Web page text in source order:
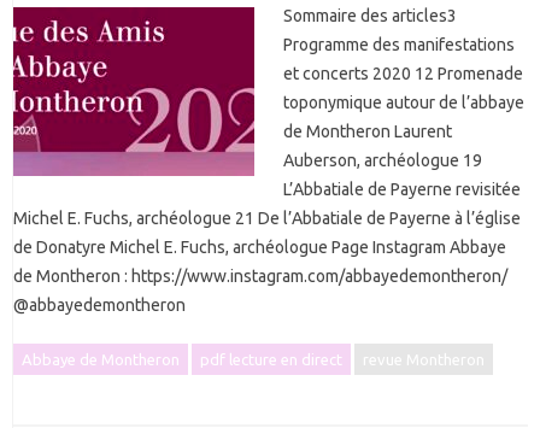
Sommaire des articles3
Programme des manifestations
et concerts 2020 12 Promenade
toponymique autour de l’abbaye
de Montheron Laurent
Auberson, archéologue 19
L’Abbatiale de Payerne revisitée
Michel E. Fuchs, archéologue 21 De l’Abbatiale de Payerne à l’église
de Donatyre Michel E. Fuchs, archéologue Page Instagram Abbaye
de Montheron : https://www.instagram.com/abbayedemontheron/
@abbayedemontheron
Abbaye de Montheron pdf lecture en direct revue Montheron